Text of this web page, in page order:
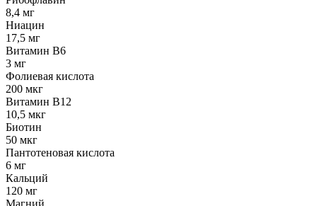
8,4 мг
Ниацин
17,5 мг
Витамин В6
3 мг
Фолиевая кислота
200 мкг
Витамин В12
10,5 мкг
Биотин
50 мкг
Пантотеновая кислота
6 мг
Кальций
120 мг
Магний